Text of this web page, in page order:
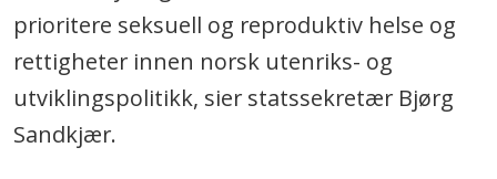
prioritere seksuell og reproduktiv helse og
rettigheter innen norsk utenriks- og
utviklingspolitikk, sier statssekretær Bjørg
Sandkjær.